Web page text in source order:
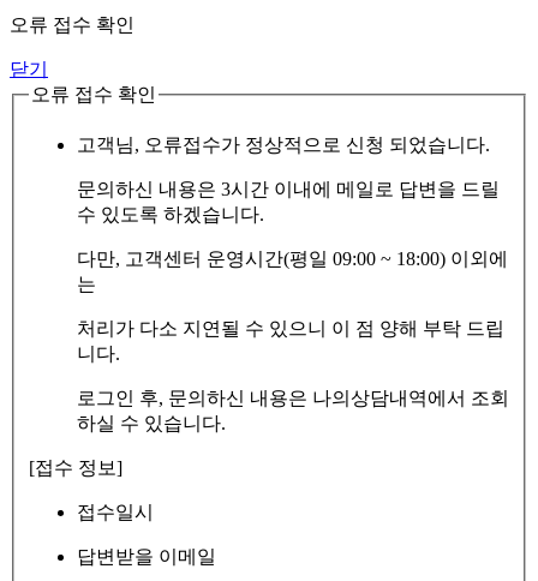
오류 접수 확인
닫기
오류 접수 확인
고객님, 오류접수가 정상적으로 신청 되었습니다.
문의하신 내용은 3시간 이내에 메일로 답변을 드릴
수 있도록 하겠습니다.
다만, 고객센터 운영시간(평일 09:00 ~ 18:00) 이외에
는
처리가 다소 지연될 수 있으니 이 점 양해 부탁 드립
니다.
로그인 후, 문의하신 내용은 나의상담내역에서 조회
하실 수 있습니다.
[접수 정보]
접수일시
답변받을 이메일